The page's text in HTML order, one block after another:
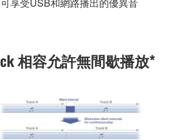
相容允許無間歇播放*